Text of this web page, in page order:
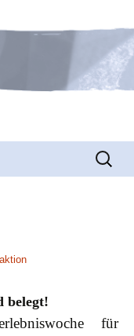
nach:
belegt!
für